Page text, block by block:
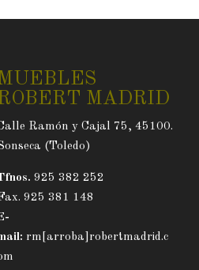
MADRID
Ramón y Cajal 75, 45100.
(Toledo)
925 382 252
925 381 148
rm[arroba]robertmadrid.c